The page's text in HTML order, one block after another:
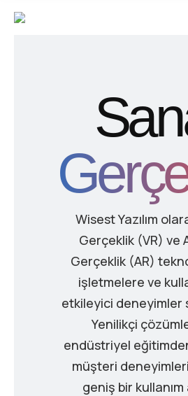
Wisest Yazılım
Gerçeklik (VR) ve
Gerçeklik (AR)
işletmelere ve
etkileyici deneyimler
Yenilikçi
endüstriyel
müşteri
geniş bir kullanım